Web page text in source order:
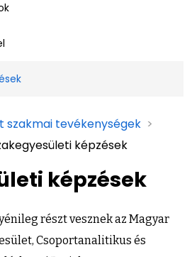
szakmai tevékenységek >
képzések
képzések
részt vesznek az Magyar
Csoportanalitikus és